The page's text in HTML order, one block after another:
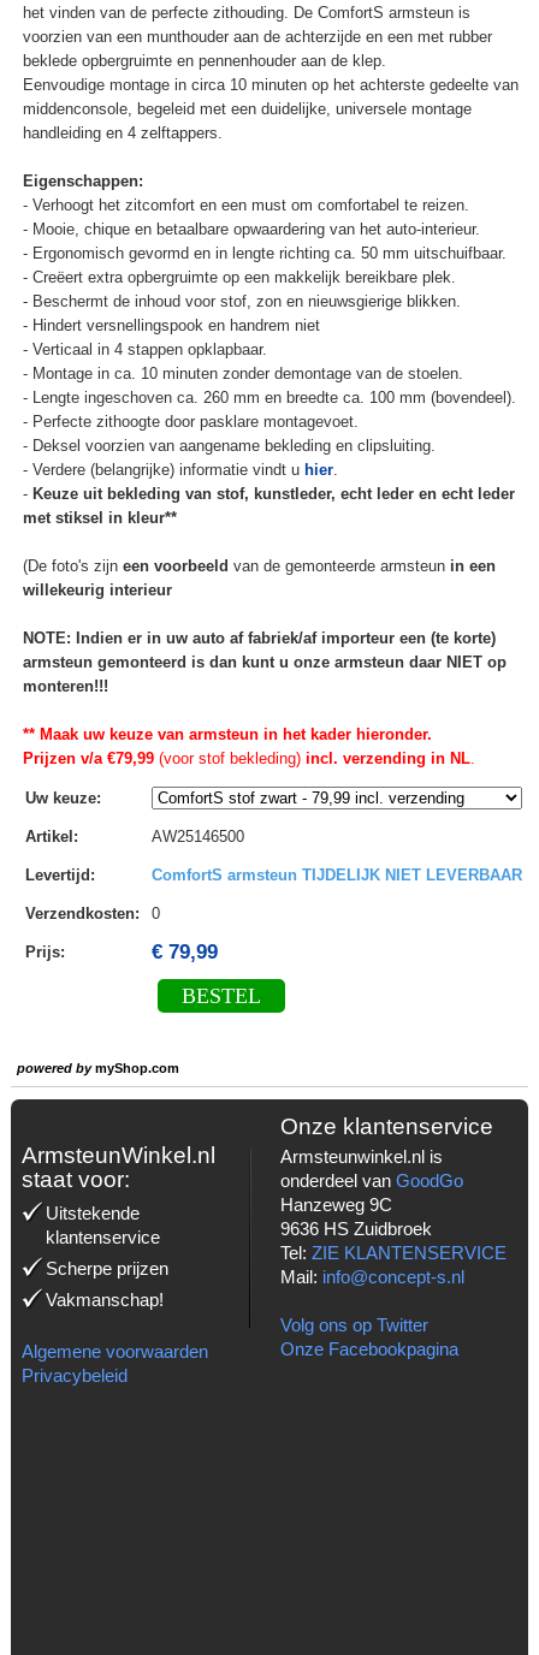
het vinden van de perfecte zithouding. De ComfortS armsteun is
voorzien van een munthouder aan de achterzijde en een met rubber
beklede opbergruimte en pennenhouder aan de klep.
Eenvoudige montage in circa 10 minuten op het achterste gedeelte van
middenconsole, begeleid met een duidelijke, universele montage
handleiding en 4 zelftappers.
Eigenschappen:
- Verhoogt het zitcomfort en een must om comfortabel te reizen.
- Mooie, chique en betaalbare opwaardering van het auto-interieur.
- Ergonomisch gevormd en in lengte richting ca. 50 mm uitschuifbaar.
- Creëert extra opbergruimte op een makkelijk bereikbare plek.
- Beschermt de inhoud voor stof, zon en nieuwsgierige blikken.
- Hindert versnellingspook en handrem niet
- Verticaal in 4 stappen opklapbaar.
- Montage in ca. 10 minuten zonder demontage van de stoelen.
- Lengte ingeschoven ca. 260 mm en breedte ca. 100 mm (bovendeel).
- Perfecte zithoogte door pasklare montagevoet.
- Deksel voorzien van aangename bekleding en clipsluiting.
- Verdere (belangrijke) informatie vindt u hier.
- Keuze uit bekleding van stof, kunstleder, echt leder en echt leder
met stiksel in kleur**
(De foto's zijn een voorbeeld van de gemonteerde armsteun in een
willekeurig interieur
NOTE: Indien er in uw auto af fabriek/af importeur een (te korte)
armsteun gemonteerd is dan kunt u onze armsteun daar NIET op
monteren!!!
** Maak uw keuze van armsteun in het kader hieronder.
Prijzen v/a €79,99(voor stof bekleding)incl. verzending in NL.
Uw keuze:
Artikel : AW25146500
Levertijd : ComfortS armsteun TIJDELIJK NIET LEVERBAAR
Verzendkosten: 0
Prijs: € 79,99
BESTEL
powered bymyShop.com
ArmsteunWinkel.nl
staat voor:
Uitstekende
klantenservice
Scherpe prijzen
Vakmanschap!
Algemene voorwaarden
Privacybeleid
Onze klantenservice
Armsteunwinkel.nl is
onderdeel van GoodGo
Hanzeweg 9C
9636 HS Zuidbroek
Tel: ZIE KLANTENSERVICE
Mail: info@concept-s.nl
Volg ons op Twitter
Onze Facebookpagina